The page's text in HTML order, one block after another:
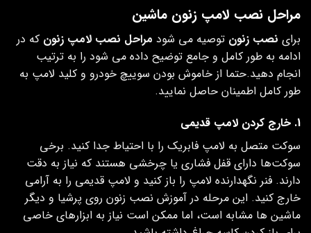
مراحل نصب لامپ زنون ماشین
برای نصب زنون توصیه می شود مراحل نصب لامپ زنون که در
ادامه به طور کامل و جامع توضیح داده می شود را به ترتیب
انجام دهید.حتما از خاموش بودن سوییچ خودرو و کلید لامپ به
طور کامل اطمینان حاصل نمایید.
1. خارج کردن لامپ قدیمی
سوکت متصل به لامپ فابریک را با احتیاط جدا کنید. برخی
سوکت‌ها دارای قفل فشاری یا چرخشی هستند که نیاز به دقت
دارند. فنر نگهدارنده لامپ را باز کنید و لامپ قدیمی را به آرامی
خارج کنید. این مرحله در آموزش نصب زنون روی پرشیا و دیگر
ماشین ها مشابه است، اما ممکن است نیاز به ابزارهای خاصی